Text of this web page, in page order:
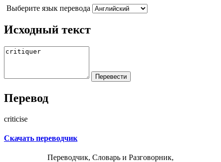
Выберите язык перевода
Исходный текст
Перевод
criticise
Скачать переводчик
Переводчик, Словарь и Разговорник,